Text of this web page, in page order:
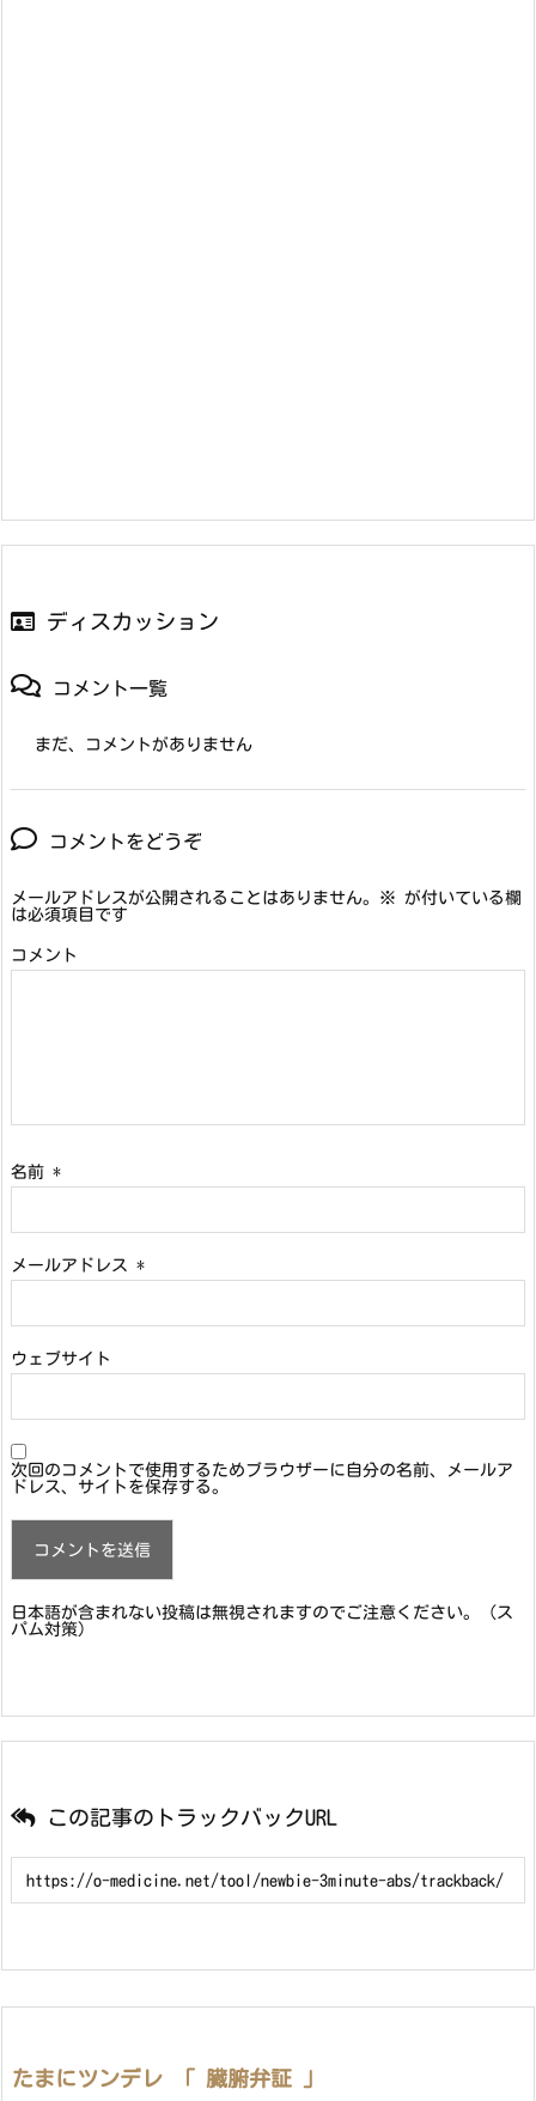
ディスカッション
コメント一覧
まだ、コメントがありません
コメントをどうぞ
メールアドレスが公開されることはありません。 ※ が付いている欄
は必須項目です
コメント
名前 *
メールアドレス *
ウェブサイト
次回のコメントで使用するためブラウザーに自分の名前、メールア
ドレス、サイトを保存する。
日本語が含まれない投稿は無視されますのでご注意ください。（ス
パム対策）
この記事のトラックバックURL
たまにツンデレ 「 臓腑弁証 」